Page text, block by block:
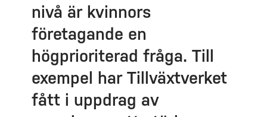
nivå är kvinnors
företagande en
högprioriterad fråga. Till
exempel har Tillväxtverket
fått i uppdrag av